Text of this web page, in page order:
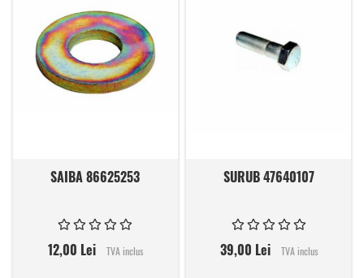
SAIBA 86625253
12,00 Lei TVA inclus
SURUB 47640107
39,00 Lei TVA inclus